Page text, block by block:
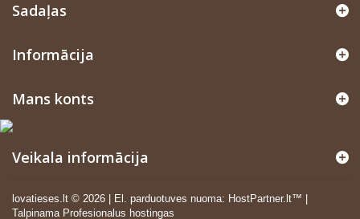
Sadaļas
Informācija
lovatieses.lt © 2026 El. parduotuves nuoma: HostPartner.lt™
Talpinama Profesionalus hostingas
Mans konts
Veikala informācija